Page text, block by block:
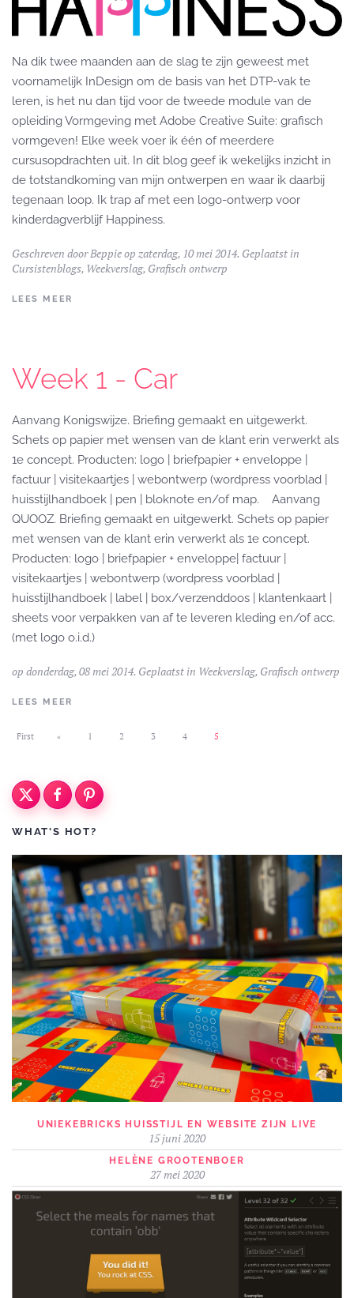
Na dik twee maanden aan de slag te zijn geweest met
voornamelijk InDesign om de basis van het DTP-vak te
leren, is het nu dan tijd voor de tweede module van de
opleiding Vormgeving met Adobe Creative Suite: grafisch
vormgeven! Elke week voer ik één of meerdere
cursusopdrachten uit. In dit blog geef ik wekelijks inzicht in
de totstandkoming van mijn ontwerpen en waar ik daarbij
tegenaan loop. Ik trap af met een logo-ontwerp voor
kinderdagverblijf Happiness.
Geschreven doorBeppieop zaterdag, 10 mei 2014. Geplaatst in
Cursistenblogs, Weekverslag, Grafisch ontwerp
LEES MEER
Week 1 - Car
Aanvang Konigswijze. Briefing gemaakt en uitgewerkt.
Schets op papier met wensen van de klant erin verwerkt als
1e concept. Producten: logo | briefpapier + enveloppe |
factuur | visitekaartjes | webontwerp (wordpress voorblad |
huisstijlhandboek | pen | bloknote en/of map. Aanvang
QUOOZ. Briefing gemaakt en uitgewerkt. Schets op papier
met wensen van de klant erin verwerkt als 1e concept.
Producten: logo | briefpapier + enveloppe| factuur |
visitekaartjes | webontwerp (wordpress voorblad |
huisstijlhandboek | label | box/verzenddoos | klantenkaart |
sheets voor verpakken van af te leveren kleding en/of acc.
(met logo o.i.d.)
op donderdag, 08 mei 2014. Geplaatst in Weekverslag, Grafisch ontwerp
LEES MEER
First « 1 2 3 4 5
WHAT'S HOT?
UNIEKEBRICKS HUISSTIJL EN WEBSITE ZIJN LIVE
15 juni 2020
HELÈNE GROOTENBOER
27 mei 2020